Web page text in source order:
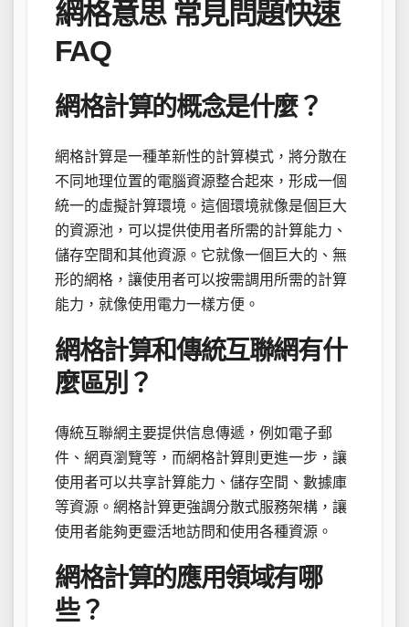
網格意思 常見問題快速
FAQ
網格計算的概念是什麼？
網格計算是一種革新性的計算模式，將分散在
不同地理位置的電腦資源整合起來，形成一個
統一的虛擬計算環境。這個環境就像是個巨大
的資源池，可以提供使用者所需的計算能力、
儲存空間和其他資源。它就像一個巨大的、無
形的網格，讓使用者可以按需調用所需的計算
能力，就像使用電力一樣方便。
網格計算和傳統互聯網有什
麼區別？
傳統互聯網主要提供信息傳遞，例如電子郵
件、網頁瀏覽等，而網格計算則更進一步，讓
使用者可以共享計算能力、儲存空間、數據庫
等資源。網格計算更強調分散式服務架構，讓
使用者能夠更靈活地訪問和使用各種資源。
網格計算的應用領域有哪
些？